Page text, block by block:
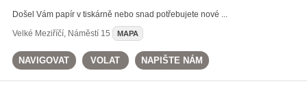
Došel Vám papír v tiskárně nebo snad potřebujete nové ...
Velké Meziříčí, Náměstí 15 MAPA
NAVIGOVAT VOLAT NAPIŠTE NÁM